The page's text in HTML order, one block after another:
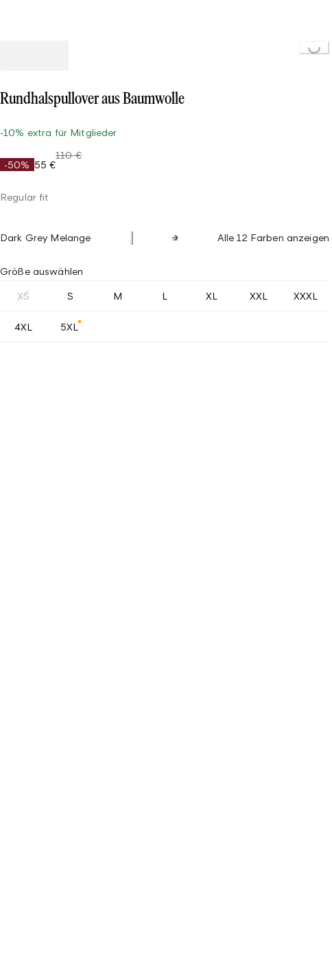
Loading...
Rundhalspullover aus Baumwolle
-10% extra für Mitglieder
-50% 55 €
110 €
Regular fit
Dark Grey Melange Alle 12 Farben anzeigen
Größe auswählen
XS S M L XL XXL XXXL
4XL 5XL